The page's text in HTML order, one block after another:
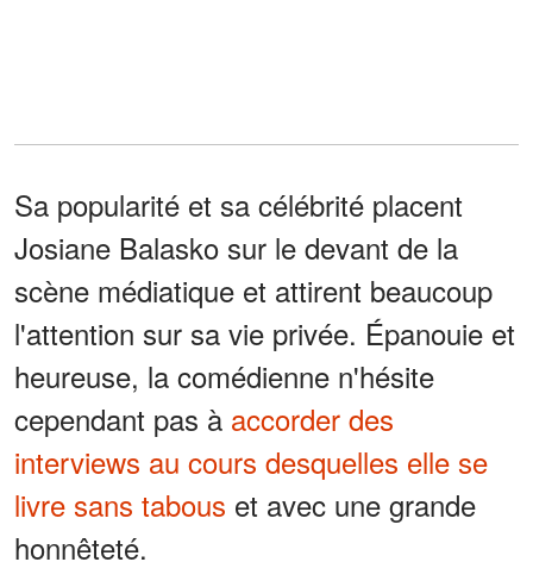
Sa popularité et sa célébrité placent
Josiane Balasko sur le devant de la
scène médiatique et attirent beaucoup
l'attention sur sa vie privée. Épanouie et
heureuse, la comédienne n'hésite
cependant pas à accorder des
interviews au cours desquelles elle se
livre sans tabous et avec une grande
honnêteté.